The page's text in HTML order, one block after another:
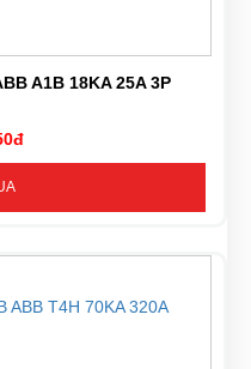
A1B 18KA 25A 3P